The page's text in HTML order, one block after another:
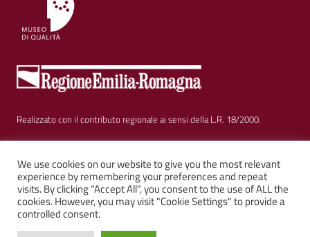
Realizzato con il contributo regionale ai sensi della L.R. 18/2000.
Sezione Link Utili
Privacy | Cookie policy | Note legali | Contatti |
Web solution:Kalimera.it su tema AGID by Italia WP
We use cookies on our website to give you the most relevant
experience by remembering your preferences and repeat
visits. By clicking “Accept All”, you consent to the use of ALL the
cookies. However, you may visit "Cookie Settings" to provide a
controlled consent.